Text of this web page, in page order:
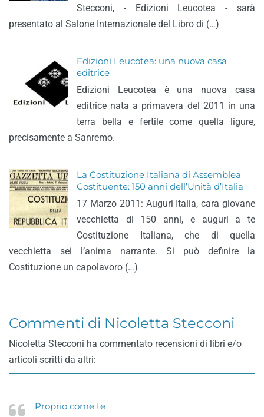
Stecconi, - Edizioni Leucotea - sarà
presentato al Salone Internazionale del Libro di (…)
Edizioni Leucotea: una nuova casa
editrice
Edizioni Leucotea è una nuova casa
editrice nata a primavera del 2011 in una
terra bella e fertile come quella ligure,
precisamente a Sanremo.
La Costituzione Italiana di Assemblea
Costituente: 150 anni dell’Unità d’Italia
17 Marzo 2011: Auguri Italia, cara giovane
vecchietta di 150 anni, e auguri a te
Costituzione Italiana, che di quella
vecchietta sei l’anima narrante. Si può definire la
Costituzione un capolavoro (…)
Commenti di Nicoletta Stecconi
Nicoletta Stecconi ha commentato recensioni di libri e/o
articoli scritti da altri:
Proprio come te